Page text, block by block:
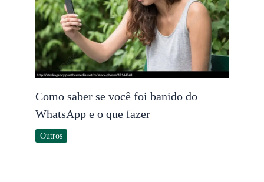
Como saber se você foi banido do
WhatsApp e o que fazer
Outros